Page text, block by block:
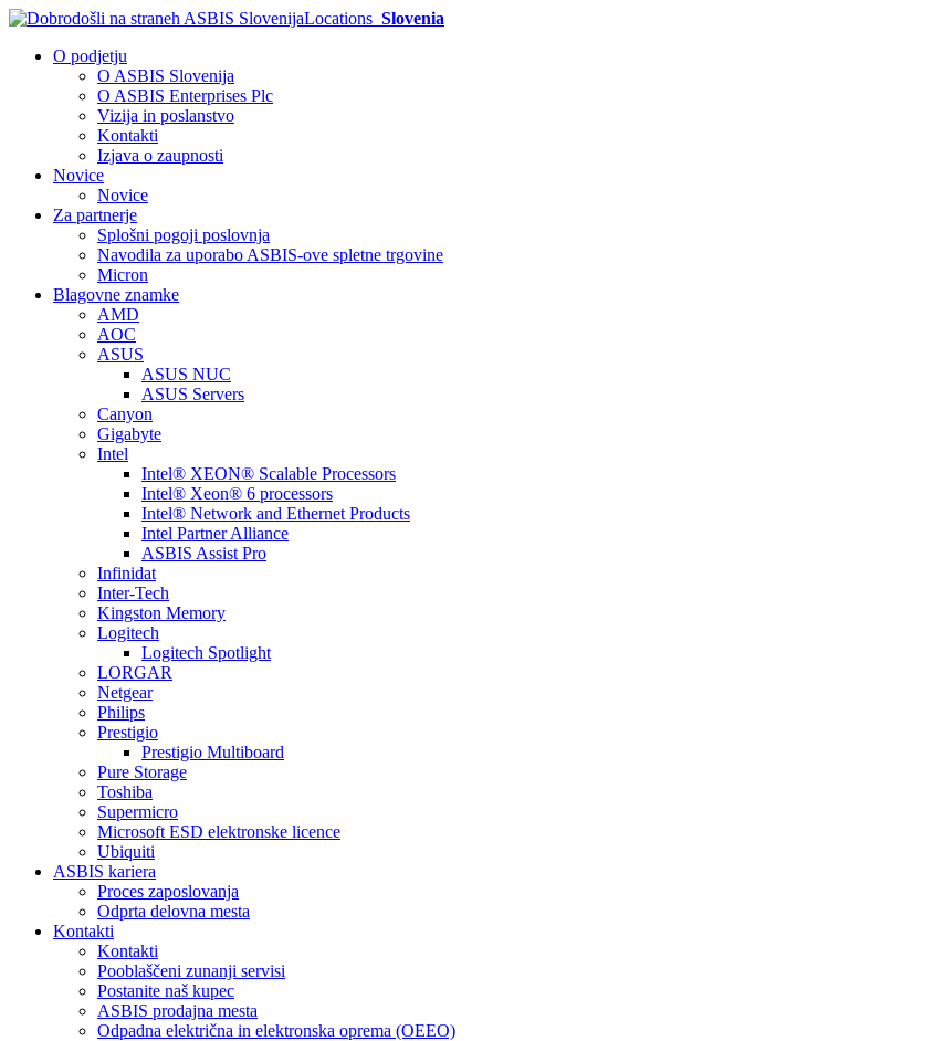
Locations Slovenia
O podjetju
O ASBIS Slovenija
O ASBIS Enterprises Plc
Vizija in poslanstvo
Kontakti
Izjava o zaupnosti
Novice
Novice
Za partnerje
Splošni pogoji poslovnja
Navodila za uporabo ASBIS-ove spletne trgovine
Micron
Blagovne znamke
AMD
AOC
ASUS
ASUS NUC
ASUS Servers
Canyon
Gigabyte
Intel
Intel® XEON® Scalable Processors
Intel® Xeon® 6 processors
Intel® Network and Ethernet Products
Intel Partner Alliance
ASBIS Assist Pro
Infinidat
Inter-Tech
Kingston Memory
Logitech
Logitech Spotlight
LORGAR
Netgear
Philips
Prestigio
Prestigio Multiboard
Pure Storage
Toshiba
Supermicro
Microsoft ESD elektronske licence
Ubiquiti
ASBIS kariera
Proces zaposlovanja
Odprta delovna mesta
Kontakti
Kontakti
Pooblaščeni zunanji servisi
Postanite naš kupec
ASBIS prodajna mesta
Odpadna električna in elektronska oprema (OEEO)